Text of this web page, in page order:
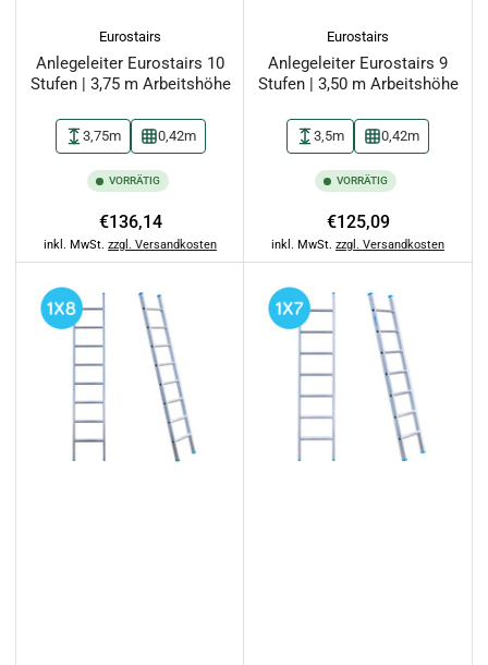
Eurostairs
Anlegeleiter Eurostairs 10
Stufen | 3,75 m Arbeitshöhe
3,75m 0,42m
VORRÄTIG
Normaler
Preis
€136,14
inkl. MwSt. zzgl. Versandkosten
Eurostairs
Anlegeleiter Eurostairs 9
Stufen | 3,50 m Arbeitshöhe
3,5m 0,42m
VORRÄTIG
Normaler
Preis
€125,09
inkl. MwSt. zzgl. Versandkosten